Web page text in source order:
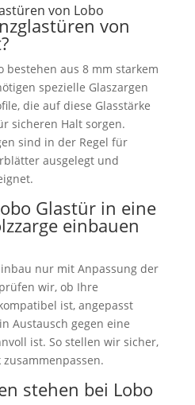
von Lobo
von
bestehen aus 8 mm starkem
spezielle Glaszargen
die auf diese Glasstärke
sicheren Halt sorgen.
sind in der Regel für
ausgelegt und
Glastür in eine
einbauen
nur mit Anpassung der
wir, ob Ihre
ist, angepasst
Austausch gegen eine
ist. So stellen wir sicher,
stehen bei Lobo